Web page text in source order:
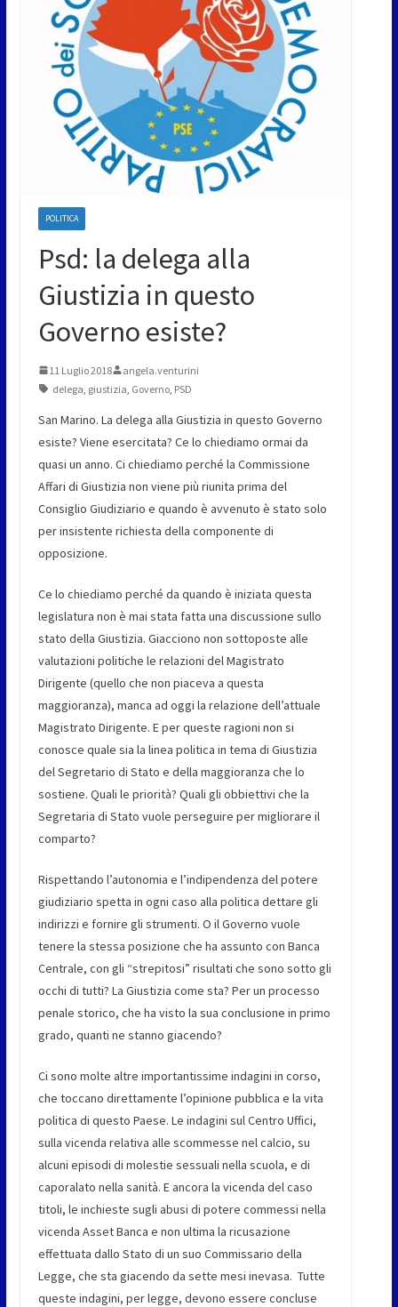
POLITICA
Psd: la delega alla
Giustizia in questo
Governo esiste?
11 Luglio 2018
angela.venturini
delega giustizia Governo, PSD
San Marino. La delega alla Giustizia in questo Governo
esiste? Viene esercitata? Ce lo chiediamo ormai da
quasi un anno. Ci chiediamo perché la Commissione
Affari di Giustizia non viene più riunita prima del
Consiglio Giudiziario e quando è avvenuto è stato solo
per insistente richiesta della componente di
opposizione.
Ce lo chiediamo perché da quando è iniziata questa
legislatura non è mai stata fatta una discussione sullo
stato della Giustizia. Giacciono non sottoposte alle
valutazioni politiche le relazioni del Magistrato
Dirigente (quello che non piaceva a questa
maggioranza), manca ad oggi la relazione dell’attuale
Magistrato Dirigente. E per queste ragioni non si
conosce quale sia la linea politica in tema di Giustizia
del Segretario di Stato e della maggioranza che lo
sostiene. Quali le priorità? Quali gli obbiettivi che la
Segretaria di Stato vuole perseguire per migliorare il
comparto?
Rispettando l’autonomia e l’indipendenza del potere
giudiziario spetta in ogni caso alla politica dettare gli
indirizzi e fornire gli strumenti. O il Governo vuole
tenere la stessa posizione che ha assunto con Banca
Centrale, con gli “strepitosi” risultati che sono sotto gli
occhi di tutti? La Giustizia come sta? Per un processo
penale storico, che ha visto la sua conclusione in primo
grado, quanti ne stanno giacendo?
Ci sono molte altre importantissime indagini in corso,
che toccano direttamente l’opinione pubblica e la vita
politica di questo Paese. Le indagini sul Centro Uffici,
sulla vicenda relativa alle scommesse nel calcio, su
alcuni episodi di molestie sessuali nella scuola, e di
caporalato nella sanità. E ancora la vicenda del caso
titoli, le inchieste sugli abusi di potere commessi nella
vicenda Asset Banca e non ultima la ricusazione
effettuata dallo Stato di un suo Commissario della
Legge, che sta giacendo da sette mesi inevasa. Tutte
queste indagini, per legge, devono essere concluse